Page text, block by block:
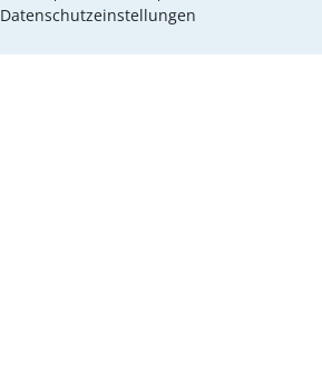
Datenschutzeinstellungen